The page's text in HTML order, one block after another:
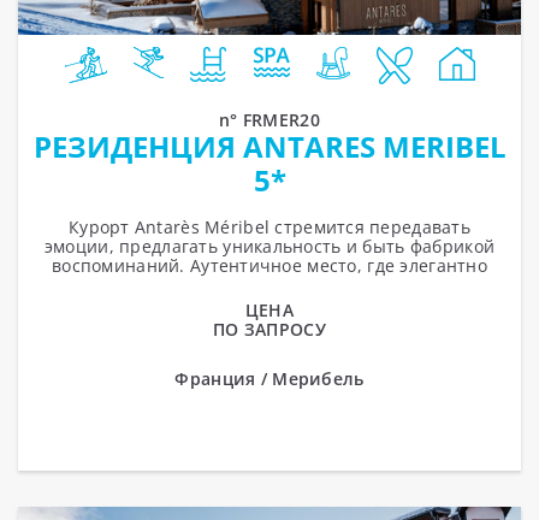
n° FRMER20
РЕЗИДЕНЦИЯ ANTARES MERIBEL
5*
Курорт Antarès Méribel стремится передавать
эмоции, предлагать уникальность и быть фабрикой
воспоминаний. Аутентичное место, где элегантно
ЦЕНА
ПО ЗАПРОСУ
Франция / Мерибель